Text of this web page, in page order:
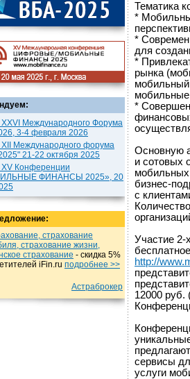
XXVI Международного Форума
3-4 февраля 2026
XII Международного форума
21-22 октября 2025
XV Конференции
ФИНАНСЫ 2025», 20
страхование
страхование жизни,
страхование - cкидка 5%
iFin.ru подробнеe >>
Астраброкер
Тематика
*
*
для
*
рынка
мобильный
*
Основную
и сотовых
мобильных
бизнес-
с
Участие 2-
http://
12000 руб.
сервисы
услуги